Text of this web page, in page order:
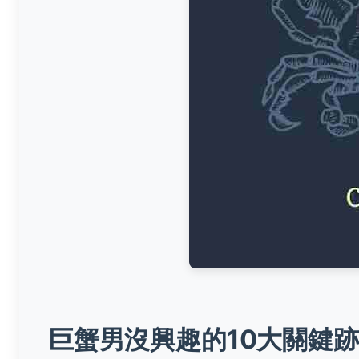
巨蟹男沒興趣的10大關鍵